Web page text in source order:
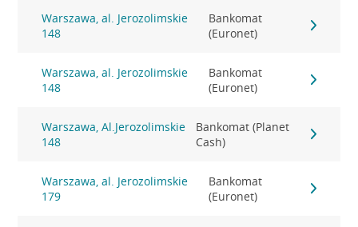
Warszawa, al. Jerozolimskie
148
Bankomat
(Euronet)
Warszawa, al. Jerozolimskie
148
Bankomat
(Euronet)
Warszawa, Al.Jerozolimskie
148
Bankomat (Planet
Cash)
Warszawa, al. Jerozolimskie
179
Bankomat
(Euronet)